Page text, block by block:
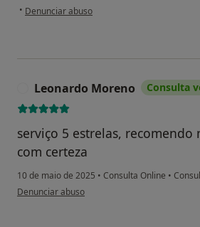
• na opinião do utilizador Teresa Palma
Denunciar abuso
Leonardo Moreno Consulta
serviço 5 estrelas,
com certeza
10 de maio de 2025 • Consulta Online •
na opinião do utilizador Leonardo Moreno
Denunciar abuso